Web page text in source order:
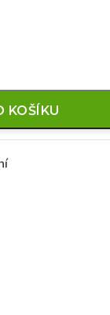
KOŠÍKU